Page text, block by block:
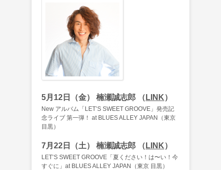
5月12日（金） 楠瀬誠志郎 （ LINK）
New アルバム「LET’S SWEET GROOVE」発売記
念ライブ 第一弾！ at BLUES ALLEY JAPAN（東京
目黒）
7月22日（土） 楠瀬誠志郎 （ LINK）
LET’S SWEET GROOVE「夏ください！は〜い！今
すぐに」at BLUES ALLEY JAPAN（東京 目黒）